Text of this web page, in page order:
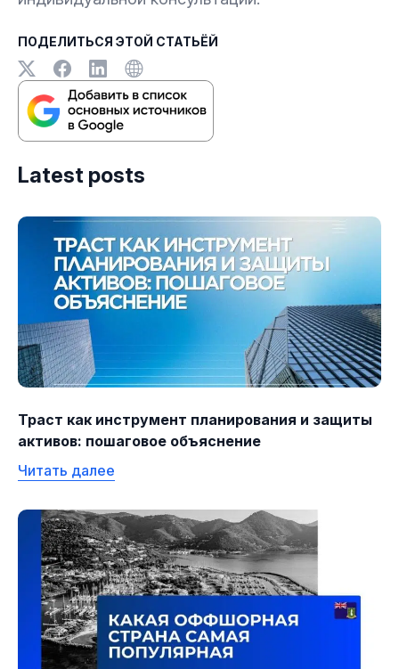
ПОДЕЛИТЬСЯ ЭТОЙ СТАТЬЁЙ
Latest posts
Траст как инструмент планирования и защиты
активов: пошаговое объяснение
Читать далее